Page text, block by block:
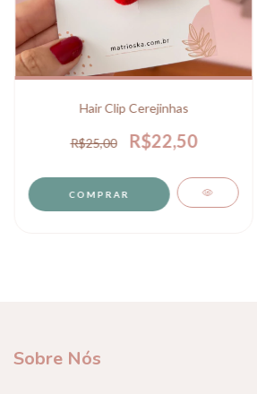
Hair Clip Cerejinhas
R$25,00 R$22,50
Sobre Nós